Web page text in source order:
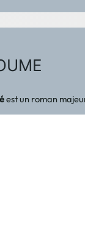
est un roman